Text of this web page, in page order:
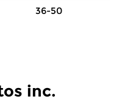
36-50
inc.